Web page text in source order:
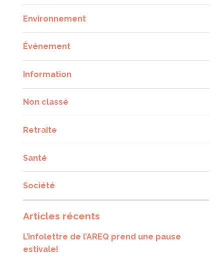
Environnement
Événement
Information
Non classé
Retraite
Santé
Société
Articles récents
L’infolettre de l’AREQ prend une pause
estivale!